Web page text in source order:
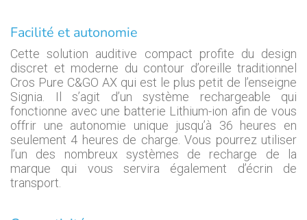
Facilité et autonomie
Cette solution auditive compact profite du design
discret et moderne du contour d’oreille traditionnel
Cros Pure C&GO AX qui est le plus petit de l’enseigne
Signia. Il s’agit d’un système rechargeable qui
fonctionne avec une batterie Lithium-ion afin de vous
offrir une autonomie unique jusqu’à 36 heures en
seulement 4 heures de charge. Vous pourrez utiliser
l’un des nombreux systèmes de recharge de la
marque qui vous servira également d’écrin de
transport.